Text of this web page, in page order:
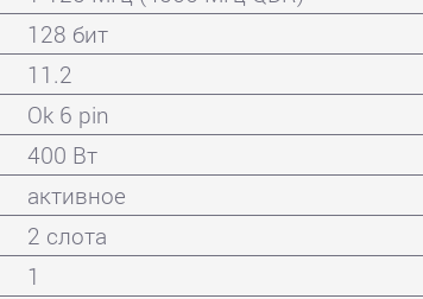
128 бит
11.2
Ok 6 pin
400 Вт
активное
2 слота
1